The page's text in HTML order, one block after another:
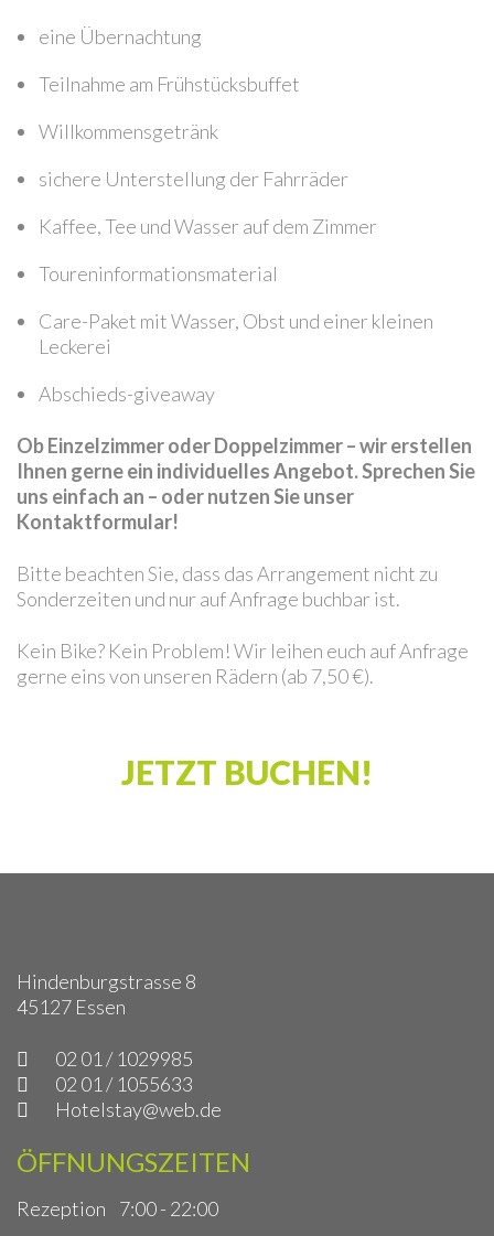
eine Übernachtung
Teilnahme am Frühstücksbuffet
Willkommensgetränk
sichere Unterstellung der Fahrräder
Kaffee, Tee und Wasser auf dem Zimmer
Toureninformationsmaterial
Care-Paket mit Wasser, Obst und einer kleinen
Leckerei
Abschieds-giveaway
Ob Einzelzimmer oder Doppelzimmer – wir erstellen
Ihnen gerne ein individuelles Angebot. Sprechen Sie
uns einfach an – oder nutzen Sie unser
Kontaktformular!
Bitte beachten Sie, dass das Arrangement nicht zu
Sonderzeiten und nur auf Anfrage buchbar ist.
Kein Bike? Kein Problem! Wir leihen euch auf Anfrage
gerne eins von unseren Rädern (ab 7,50 €).
JETZT BUCHEN!
Hindenburgstrasse 8
45127 Essen
02 01 / 1029985
02 01 / 1055633
Hotelstay@web.de
ÖFFNUNGSZEITEN
Rezeption 7:00 - 22:00